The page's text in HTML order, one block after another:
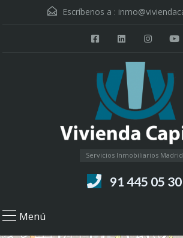
Escríbenos a :
Servicios Inmobiliarios Madrid
91 445 05 30
Menú